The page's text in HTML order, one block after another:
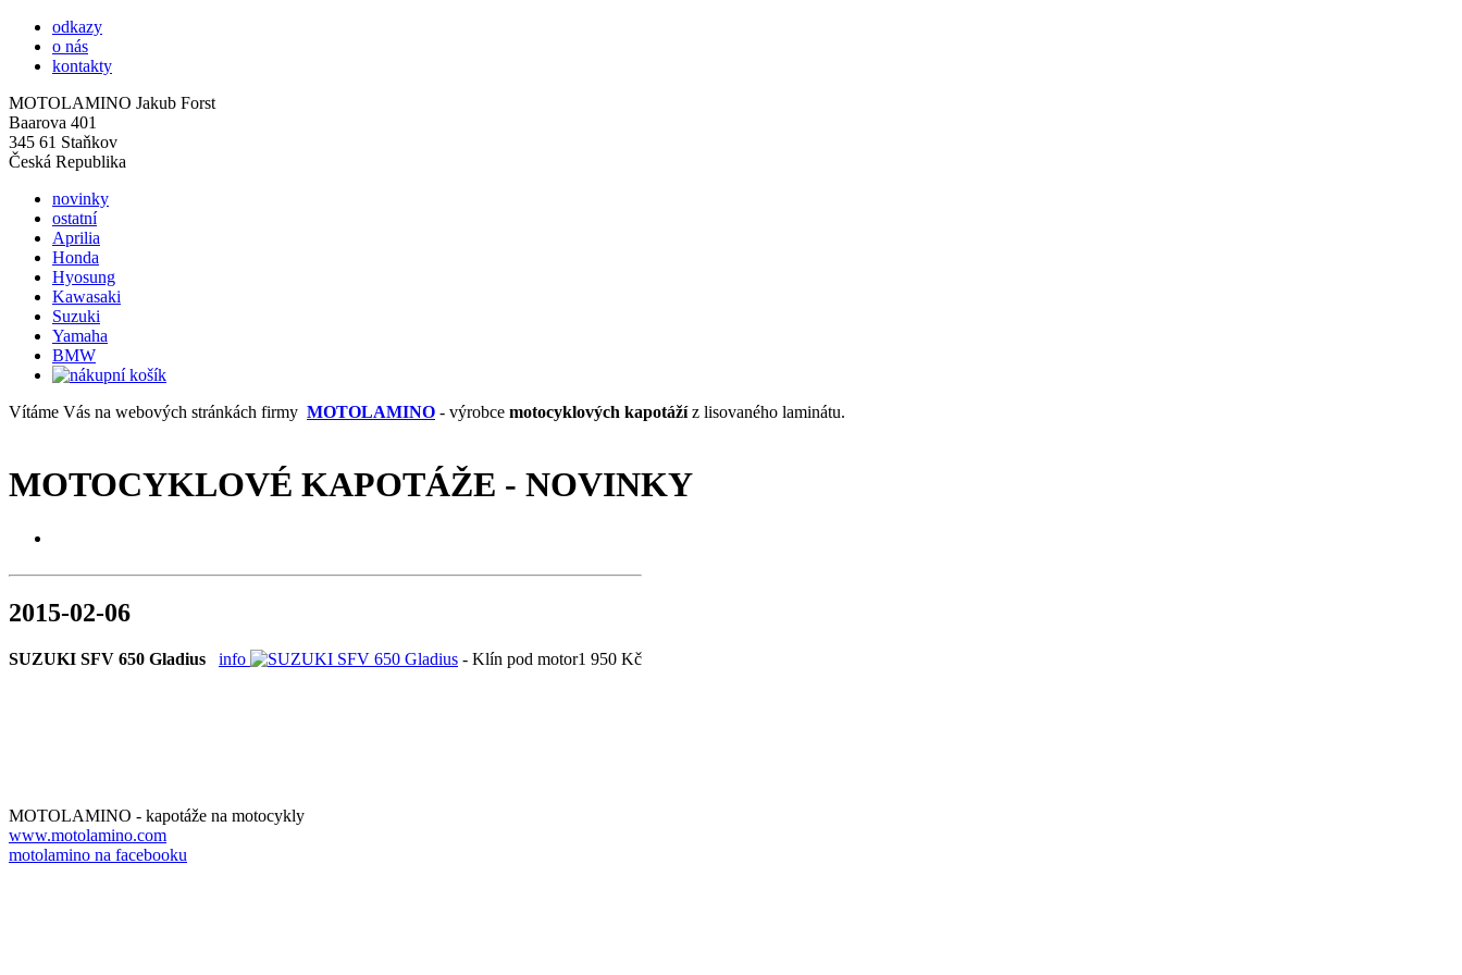
odkazy
o nás
kontakty
MOTOLAMINO Jakub Forst
Baarova 401
345 61 Staňkov
Česká Republika
novinky
ostatní
Aprilia
Honda
Hyosung
Kawasaki
Suzuki
Yamaha
BMW
Vítáme Vás na webových stránkách firmy MOTOLAMINO - výrobce motocyklových kapotážíz lisovaného laminátu.
MOTOCYKLOVÉ KAPOTÁŽE - NOVINKY
2015-02-06
SUZUKI SFV 650 Gladius info - Klín pod motor1 950 Kč
MOTOLAMINO - kapotáže na motocykly
www.motolamino.com
motolamino na facebooku